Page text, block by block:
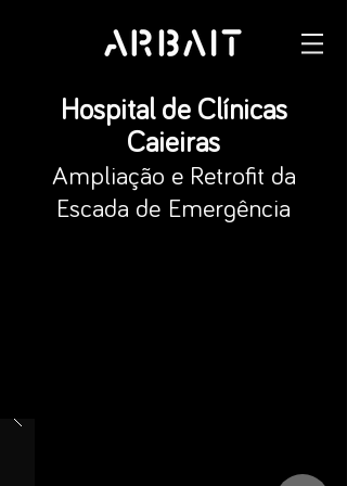
Hospital de Clínicas
Caieiras
Ampliação e Retrofit da
Escada de Emergência